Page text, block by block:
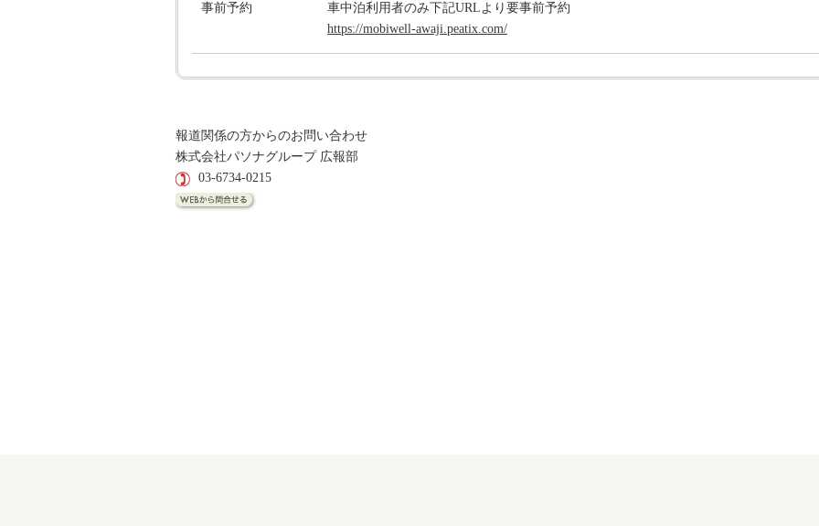
事前予約
車中泊利用者のみ下記URLより要事前予約
https://mobiwell-awaji.peatix.com/
報道関係の方からのお問い合わせ
株式会社パソナグループ 広報部
03-6734-0215